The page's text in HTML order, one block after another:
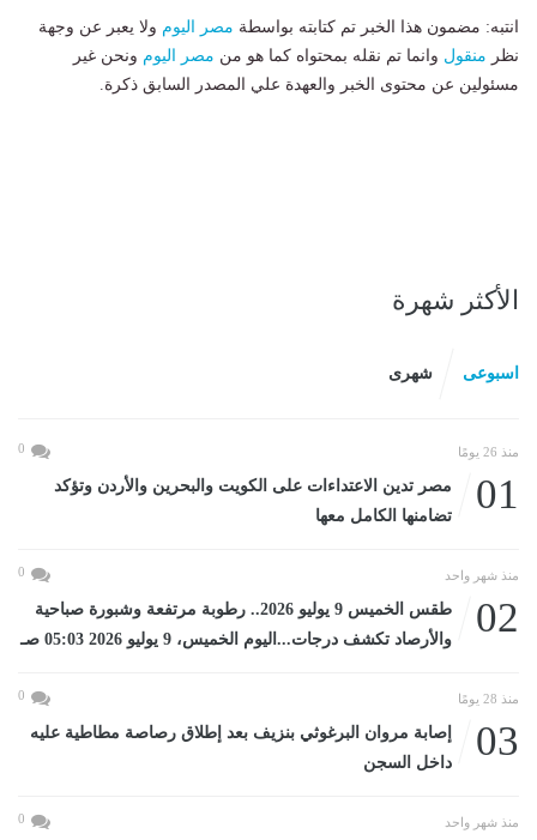
انتبه: مضمون هذا الخبر تم كتابته بواسطة مصر اليوم ولا يعبر عن وجهة
نظر منقول وانما تم نقله بمحتواه كما هو من مصر اليوم ونحن غير
مسئولين عن محتوى الخبر والعهدة علي المصدر السابق ذكرة.
الأكثر شهرة
اسبوعى شهرى
منذ 26 يومًا 0
01
مصر تدين الاعتداءات على الكويت والبحرين والأردن وتؤكد
تضامنها الكامل معها
منذ شهر واحد 0
02
طقس الخميس 9 يوليو 2026.. رطوبة مرتفعة وشبورة صباحية
والأرصاد تكشف درجات...اليوم الخميس، 9 يوليو 2026 05:03 صـ
منذ 28 يومًا 0
03
إصابة مروان البرغوثي بنزيف بعد إطلاق رصاصة مطاطية عليه
داخل السجن
منذ شهر واحد 0